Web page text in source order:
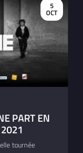
5
OCT
PART EN
tournée